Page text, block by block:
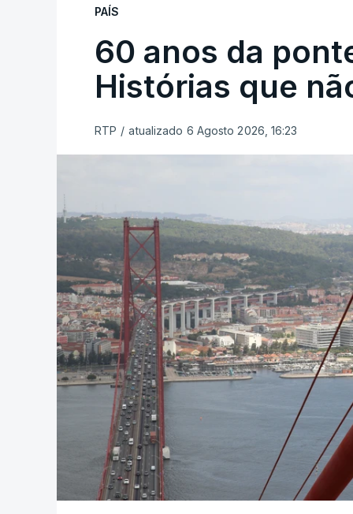
PAÍS
60 anos da
Histórias que
RTP / atualizado 6 Agosto 2026, 16:23